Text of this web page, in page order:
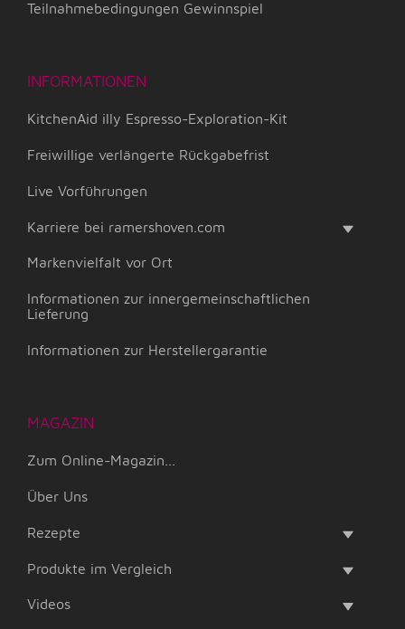
Teilnahmebedingungen Gewinnspiel
INFORMATIONEN
KitchenAid illy Espresso-Exploration-Kit
Freiwillige verlängerte Rückgabefrist
Live Vorführungen
Karriere bei ramershoven.com
Markenvielfalt vor Ort
Informationen zur innergemeinschaftlichen
Lieferung
Informationen zur Herstellergarantie
MAGAZIN
Zum Online-Magazin...
Über Uns
Rezepte
Produkte im Vergleich
Videos